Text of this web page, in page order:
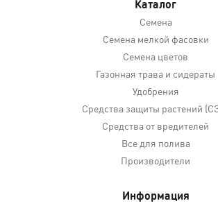
Каталог
Семена
Семена мелкой фасовки
Семена цветов
Газонная трава и сидераты
Удобрения
Средства защиты растений
Средства от вредителей
Все для полива
Производители
Информация